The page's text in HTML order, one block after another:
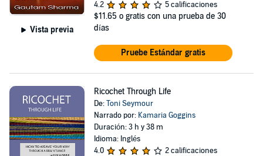
Vista previa
4.2
5 calificaciones
$11.65 o gratis con una prueba de 30
días
Pruebe Estándar gratis
Ricochet Through Life
De:Toni Seymour
Narrado por: Kamaria Goggins
Duración: 3 h y 38 m
Idioma: Inglés
4.0
2 calificaciones